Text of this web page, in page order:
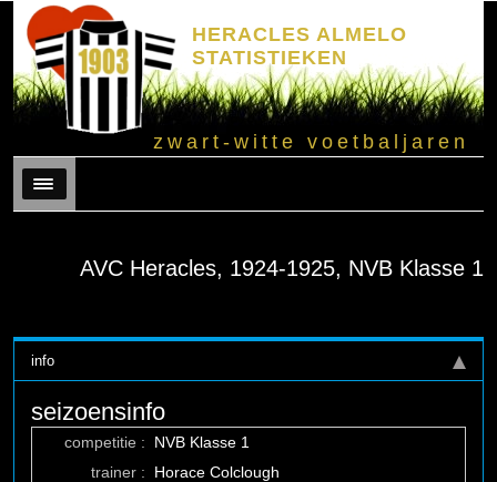
HERACLES ALMELO
STATISTIEKEN
zwart-witte voetbaljaren
Menu
AVC Heracles, 1924-1925, NVB Klasse 1
info
seizoensinfo
competitie :
NVB Klasse 1
trainer :
Horace Colclough